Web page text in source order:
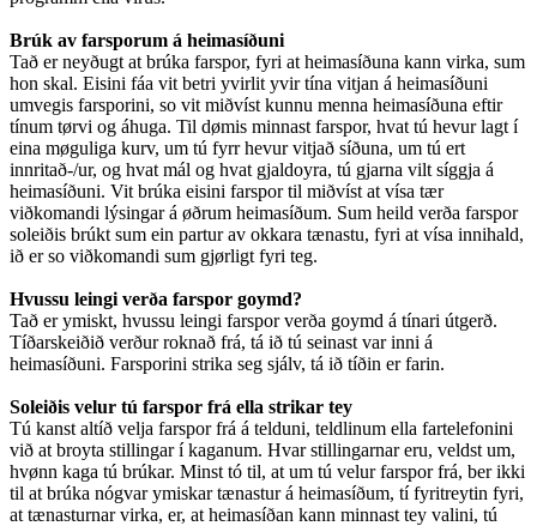
Brúk av farsporum á heimasíðuni
Tað er neyðugt at brúka farspor, fyri at heimasíðuna kann virka, sum
hon skal. Eisini fáa vit betri yvirlit yvir tína vitjan á heimasíðuni
umvegis farsporini, so vit miðvíst kunnu menna heimasíðuna eftir
tínum tørvi og áhuga. Til dømis minnast farspor, hvat tú hevur lagt í
eina møguliga kurv, um tú fyrr hevur vitjað síðuna, um tú ert
innritað-/ur, og hvat mál og hvat gjaldoyra, tú gjarna vilt síggja á
heimasíðuni. Vit brúka eisini farspor til miðvíst at vísa tær
viðkomandi lýsingar á øðrum heimasíðum. Sum heild verða farspor
soleiðis brúkt sum ein partur av okkara tænastu, fyri at vísa innihald,
ið er so viðkomandi sum gjørligt fyri teg.
Hvussu leingi verða farspor goymd?
Tað er ymiskt, hvussu leingi farspor verða goymd á tínari útgerð.
Tíðarskeiðið verður roknað frá, tá ið tú seinast var inni á
heimasíðuni. Farsporini strika seg sjálv, tá ið tíðin er farin.
Soleiðis velur tú farspor frá ella strikar tey
Tú kanst altíð velja farspor frá á telduni, teldlinum ella fartelefonini
við at broyta stillingar í kaganum. Hvar stillingarnar eru, veldst um,
hvønn kaga tú brúkar. Minst tó til, at um tú velur farspor frá, ber ikki
til at brúka nógvar ymiskar tænastur á heimasíðum, tí fyritreytin fyri,
at tænasturnar virka, er, at heimasíðan kann minnast tey valini, tú